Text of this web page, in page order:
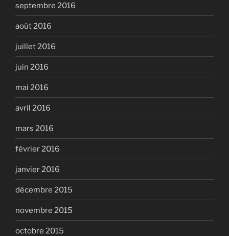
septembre 2016
août 2016
juillet 2016
juin 2016
mai 2016
avril 2016
mars 2016
février 2016
janvier 2016
décembre 2015
novembre 2015
octobre 2015